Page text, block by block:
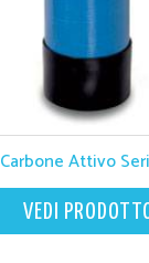
Attivo
VEDI